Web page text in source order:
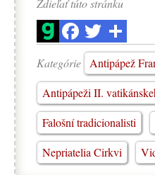
Zdieľať túto stránku
Kategórie
Antipápež
Antipápeži II.
Falošní tradicionalisti
Nepriatelia Cirkvi